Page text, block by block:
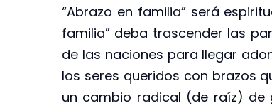
“Abrazo en familia” será
familia” deba trascender las
de las naciones para llegar
los seres queridos con brazos
un cambio radical (de raíz) de